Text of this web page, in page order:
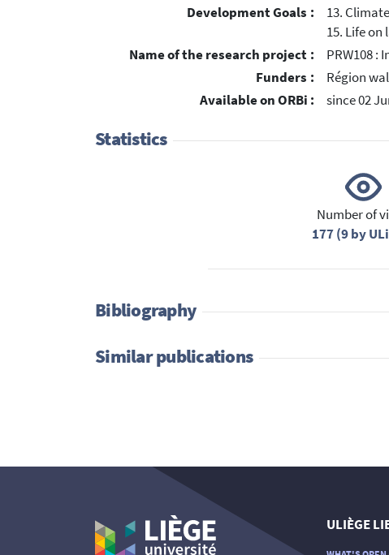
Development Goals :
13.
15. Life on
Name of the research project :
PRW108 :
Funders :
Région
Available on ORBi :
since 02
Statistics
Number of
177 (9 by
Bibliography
Similar publications
ULIÈGE